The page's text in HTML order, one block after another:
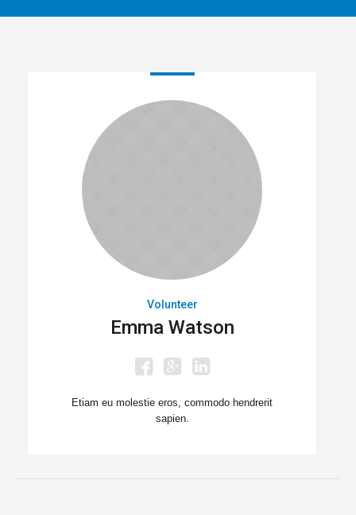
Volunteer
Emma Watson
Etiam eu molestie eros, commodo hendrerit
sapien.